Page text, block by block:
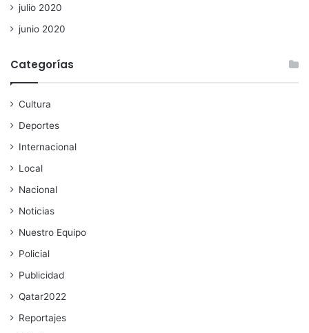
julio 2020
junio 2020
Categorías
Cultura
Deportes
Internacional
Local
Nacional
Noticias
Nuestro Equipo
Policial
Publicidad
Qatar2022
Reportajes